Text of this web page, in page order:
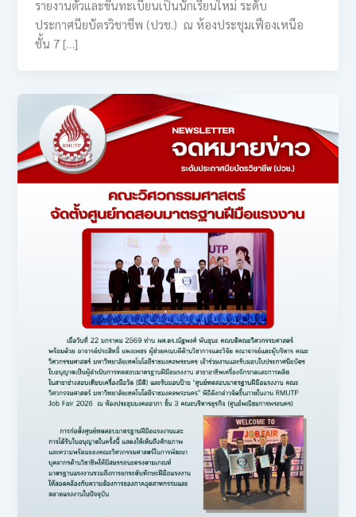
รายงานตัวและขึ้นทะเบียนเป็นนักเรียนใหม่ ระดับ
ประกาศนียบัตรวิชาชีพ (ปวช.) ณ ห้องประชุมเฟืองเหนือ
ชั้น 7 […]